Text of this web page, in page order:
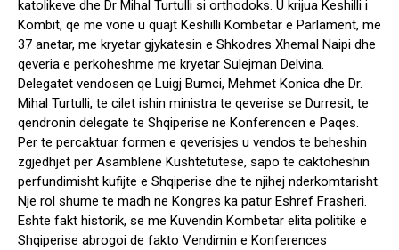
katolikeve dhe Dr Mihal Turtulli si orthodoks. U krijua Keshilli i
Kombit, qe me vone u quajt Keshilli Kombetar e Parlament, me
37 anetar, me kryetar gjykatesin e Shkodres Xhemal Naipi dhe
qeveria e perkoheshme me kryetar Sulejman Delvina.
Delegatet vendosen qe Luigj Bumci, Mehmet Konica dhe Dr.
Mihal Turtulli, te cilet ishin ministra te qeverise se Durresit, te
qendronin delegate te Shqiperise ne Konferencen e Paqes.
Per te percaktuar formen e qeverisjes u vendos te beheshin
zgjedhjet per Asamblene Kushtetutese, sapo te caktoheshin
perfundimisht kufijte e Shqiperise dhe te njihej nderkomtarisht.
Nje rol shume te madh ne Kongres ka patur Eshref Frasheri.
Eshte fakt historik, se me Kuvendin Kombetar elita politike e
Shqiperise abrogoi de fakto Vendimin e Konferences